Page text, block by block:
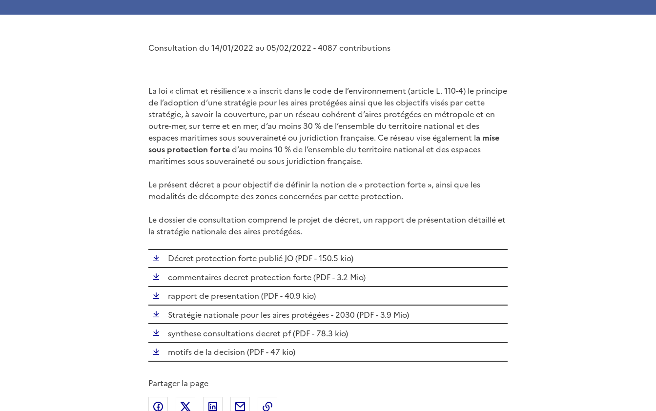
Consultation du 14/01/2022 au 05/02/2022 - 4087 contributions
La loi « climat et résilience » a inscrit dans le code de l’environnement (article L. 110-4) le principe
de l’adoption d’une stratégie pour les aires protégées ainsi que les objectifs visés par cette
stratégie, à savoir la couverture, par un réseau cohérent d’aires protégées en métropole et en
outre-mer, sur terre et en mer, d’au moins 30 % de l’ensemble du territoire national et des
espaces maritimes sous souveraineté ou juridiction française. Ce réseau vise également la mise
sous protection forted’au moins 10 % de l’ensemble du territoire national et des espaces
maritimes sous souveraineté ou sous juridiction française.
Le présent décret a pour objectif de définir la notion de « protection forte », ainsi que les
modalités de décompte des zones concernées par cette protection.
Le dossier de consultation comprend le projet de décret, un rapport de présentation détaillé et
la stratégie nationale des aires protégées.
Décret protection forte publié JO (PDF- 150.5 kio)
commentaires decret protection forte (PDF- 3.2 Mio)
rapport de presentation (PDF- 40.9 kio)
Stratégie nationale pour les aires protégées - 2030 (PDF- 3.9 Mio)
synthese consultations decret pf (PDF- 78.3 kio)
motifs de la decision (PDF- 47 kio)
Partager la page
Partager sur Facebook
Partager sur XPartager sur LinkedIn
Partager par email